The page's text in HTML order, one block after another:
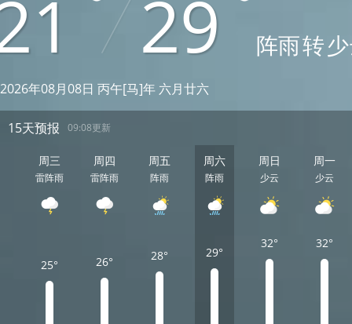
29 阵雨转
2026年08月08日 丙午[马]年 六月廿六
15天预报 09:08更新
周三
雷阵雨
25°
周四
雷阵雨
26°
周五
阵雨
28°
周六
阵雨
29°
周日
少云
32°
周一
少云
32°